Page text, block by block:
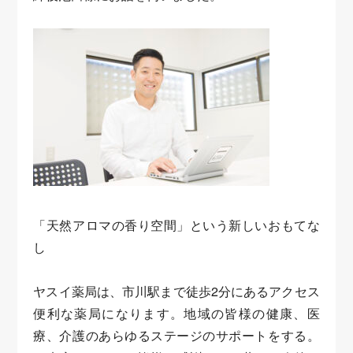
「天然アロマの香り空間」という新しいおもてな
し
ヤスイ薬局は、市川駅まで徒歩2分にあるアクセス
便利な薬局になります。地域の皆様の健康、医
療、介護のあらゆるステージのサポートをする。